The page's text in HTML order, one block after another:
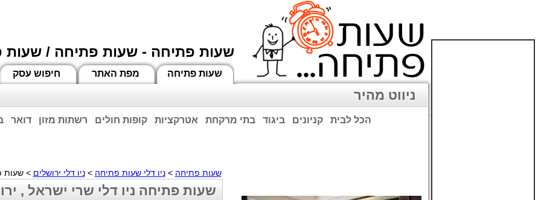
שעות פתיחה - שעות פתיחה / שעות
חיפוש עסק מפת האתר שעות פתיחה
ניווט מהיר
דואר רשתות מזון קופות חולים אטרקציות בתי מרקחת ביגוד קניונים הכל לבית
שעות פתיחה >ניו דלי שעות פתיחה >ניו דלי ירושלים > שעות
שעות פתיחה ניו דלי שרי ישראל ,